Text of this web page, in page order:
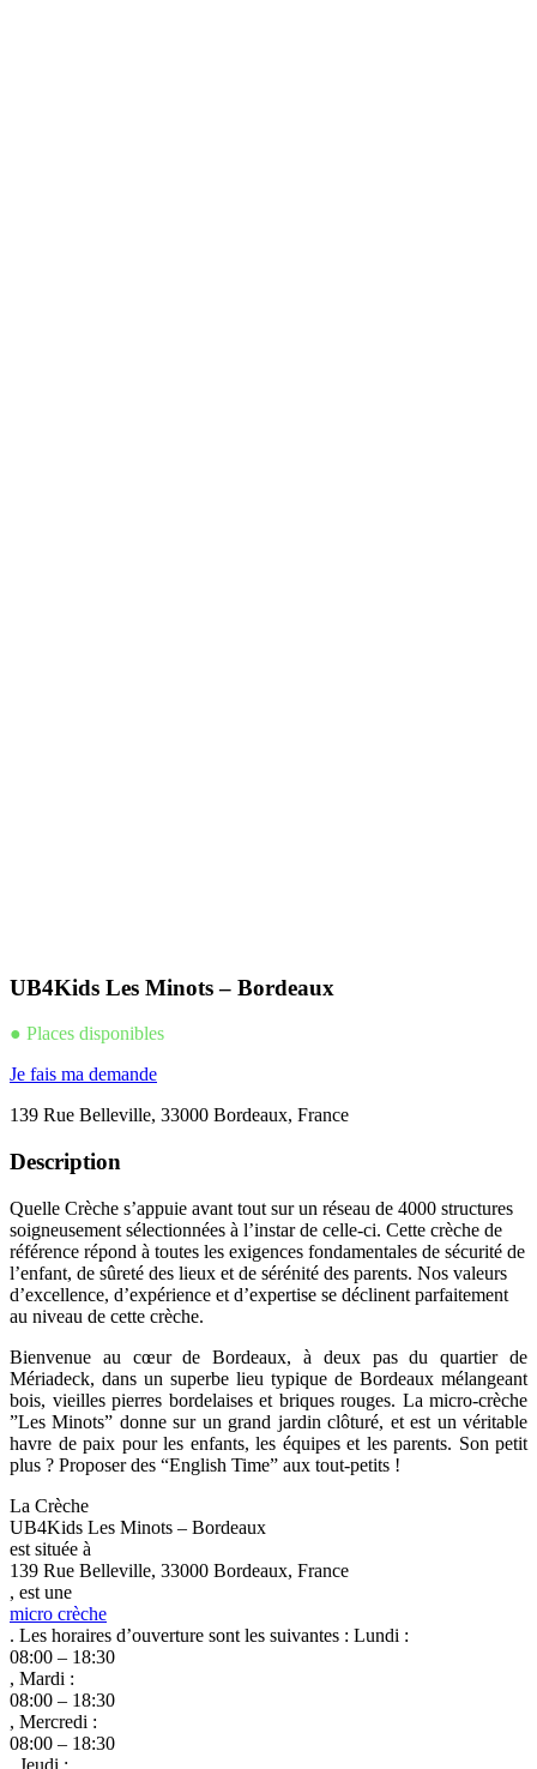
UB4Kids Les Minots – Bordeaux
● Places disponibles
Je fais ma demande
139 Rue Belleville, 33000 Bordeaux, France
Description
Quelle Crèche s’appuie avant tout sur un réseau de 4000 structures
soigneusement sélectionnées à l’instar de celle-ci. Cette crèche de
référence répond à toutes les exigences fondamentales de sécurité de
l’enfant, de sûreté des lieux et de sérénité des parents. Nos valeurs
d’excellence, d’expérience et d’expertise se déclinent parfaitement
au niveau de cette crèche.
Bienvenue au cœur de Bordeaux, à deux pas du quartier de
Mériadeck, dans un superbe lieu typique de Bordeaux mélangeant
bois, vieilles pierres bordelaises et briques rouges. La micro-crèche
”Les Minots” donne sur un grand jardin clôturé, et est un véritable
havre de paix pour les enfants, les équipes et les parents. Son petit
plus ? Proposer des “English Time” aux tout-petits !
La Crèche
UB4Kids Les Minots – Bordeaux
est située à
139 Rue Belleville, 33000 Bordeaux, France
, est une
micro crèche
. Les horaires d’ouverture sont les suivantes : Lundi :
08:00 – 18:30
, Mardi :
08:00 – 18:30
, Mercredi :
08:00 – 18:30
, Jeudi :